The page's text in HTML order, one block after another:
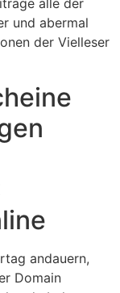
und abermal
der Vielleser
andauern,
Domain